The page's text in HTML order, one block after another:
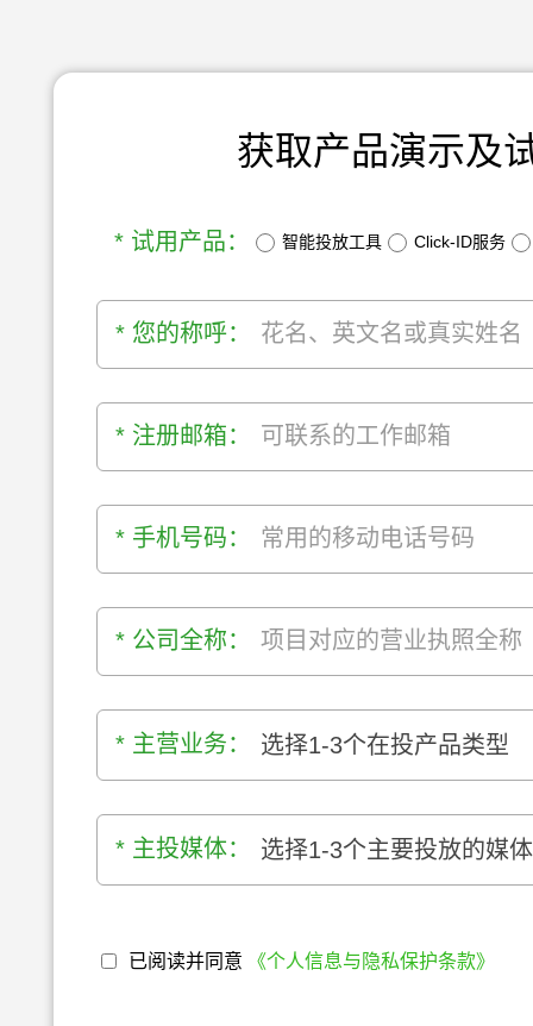
获取产品演示及
* 试用产品： 智能投放工具 Click-ID服务
* 您的称呼：
* 注册邮箱：
* 手机号码：
* 公司全称：
* 主营业务： 选择1-3个在投产品类型
* 主投媒体： 选择1-3个主要投放的媒
已阅读并同意 《个人信息与隐私保护条款》